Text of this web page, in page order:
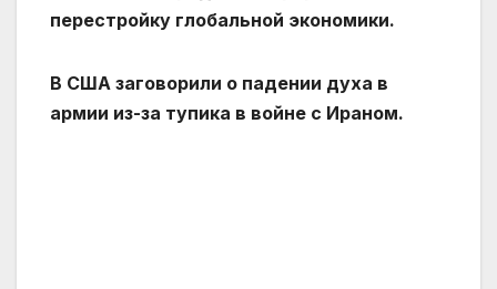
перестройку глобальной экономики.
В США заговорили о падении духа в
армии из-за тупика в войне с Ираном.